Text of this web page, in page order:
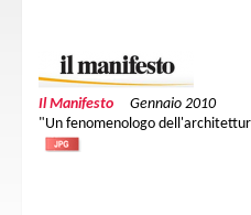
Il Manifesto
Gennaio 2010
"Un fenomenologo